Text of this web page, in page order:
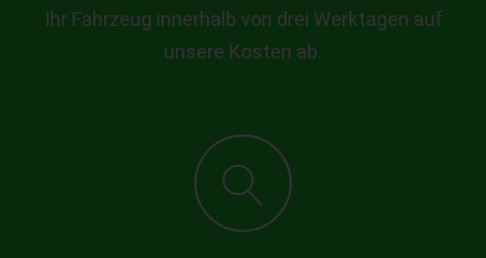
Ihr Fahrzeug innerhalb von drei Werktagen auf
unsere Kosten ab.